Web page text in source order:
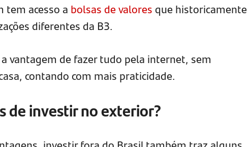
tem acesso a bolsas de valores que historicamente
diferentes da B3.
vantagem de fazer tudo pela internet, sem
contando com mais praticidade.
de investir no exterior?